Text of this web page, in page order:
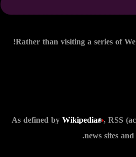
Rather than visiting a series of
As defined byWikipedia , RSS
news sites